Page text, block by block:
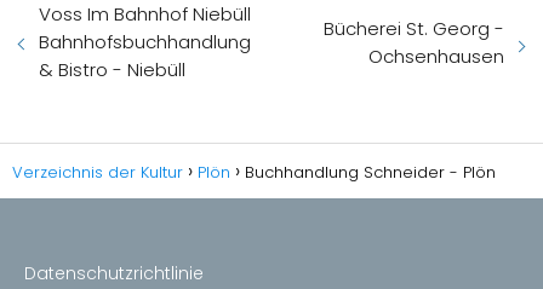
Voss Im Bahnhof Niebüll
Bahnhofsbuchhandlung
& Bistro - Niebüll
Bücherei St. Georg -
Ochsenhausen
Verzeichnis der Kultur Plön Buchhandlung Schneider - Plön
Datenschutzrichtlinie